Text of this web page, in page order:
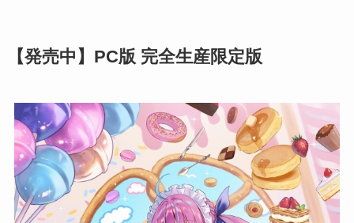
【発売中】PC版 完全生産限定版